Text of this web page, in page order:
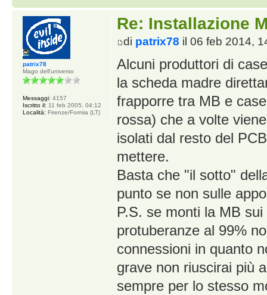
Re: Installazione
di patrix78 il 06 feb 2014,
Alcuni produttori di
la scheda madre
frapporre tra MB e
rossa) che a volte
isolati dal resto del
mettere.
Basta che "il sotto"
punto se non sulle
P.S. se monti la MB
protuberanze al 99%
connessioni in quanto
grave non riuscirai più
sempre per lo stesso
patrix78
Mago dell'universo
Messaggi: 4157
Iscritto il: 11 feb 2005, 04:12
Località: Firenze/Formia (LT)